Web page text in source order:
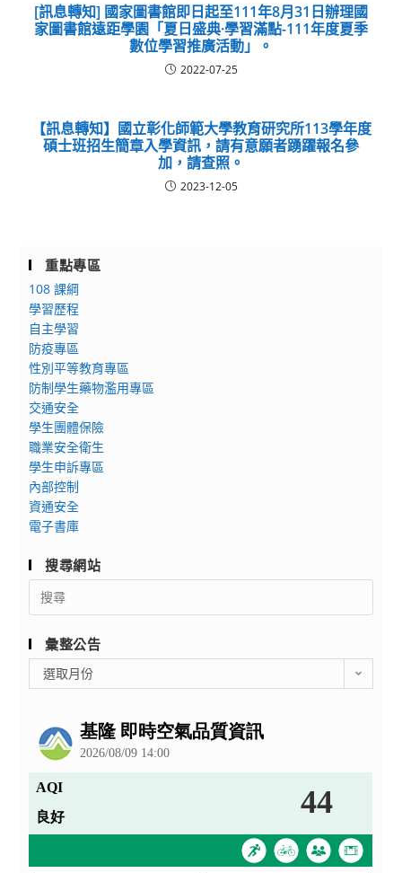
[訊息轉知] 國家圖書館即日起至111年8月31日辦理國
家圖書館遠距學園「夏日盛典·學習滿點-111年度夏季
數位學習推廣活動」。
2022-07-25
【訊息轉知】國立彰化師範大學教育研究所113學年度
碩士班招生簡章入學資訊，請有意願者踴躍報名參
加，請查照。
2023-12-05
重點專區
108 課綱
學習歷程
自主學習
防疫專區
性別平等教育專區
防制學生藥物濫用專區
交通安全
學生團體保險
職業安全衛生
學生申訴專區
內部控制
資通安全
電子書庫
搜尋網站
Search
for:
彙整公告
整
選取月份